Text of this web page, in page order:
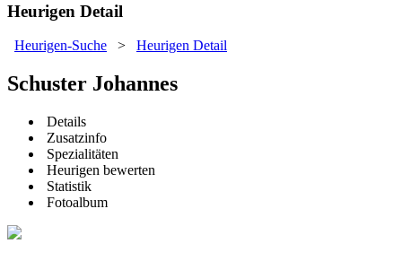
Heurigen Detail
Heurigen-Suche > Heurigen Detail
Schuster Johannes
Details
Zusatzinfo
Spezialitäten
Heurigen bewerten
Statistik
Fotoalbum